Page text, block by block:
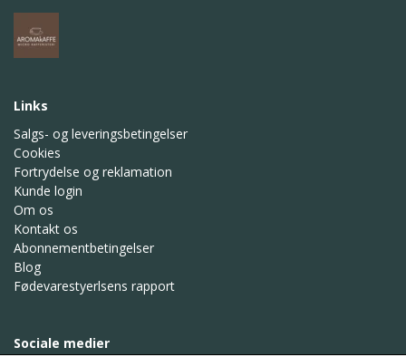
Links
Salgs- og leveringsbetingelser
Cookies
Fortrydelse og reklamation
Kunde login
Om os
Kontakt os
Abonnementbetingelser
Blog
Fødevarestyerlsens rapport
Sociale medier